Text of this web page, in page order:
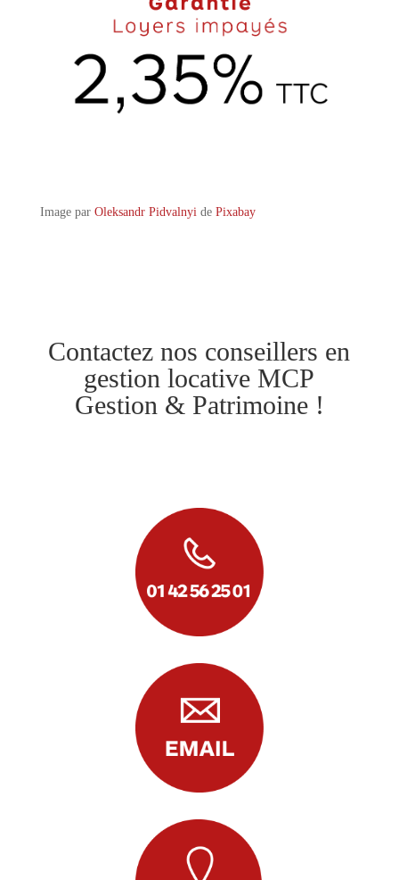
Image par Oleksandr Pidvalnyi de Pixabay
Contactez nos conseillers en
gestion locative MCP
Gestion & Patrimoine !